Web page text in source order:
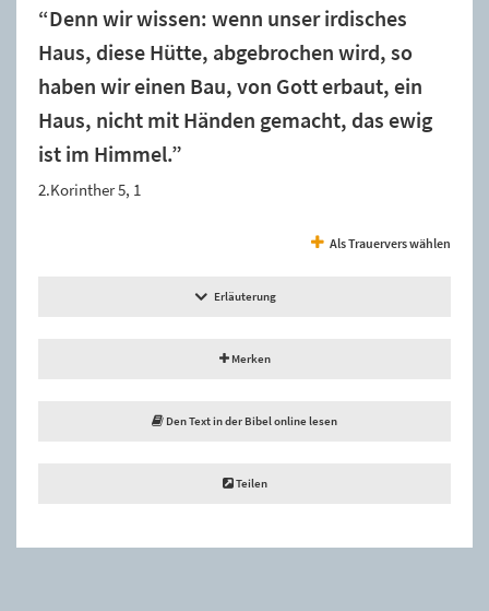
“Denn wir wissen: wenn unser irdisches
Haus, diese Hütte, abgebrochen wird, so
haben wir einen Bau, von Gott erbaut, ein
Haus, nicht mit Händen gemacht, das ewig
ist im Himmel.”
2.Korinther 5, 1
Als Trauervers wählen
Erläuterung
Merken
Den Text in der Bibel online lesen
Teilen